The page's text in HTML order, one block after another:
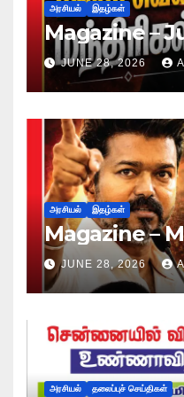
அரசியல் இதழ்கள்
Magazine –
JUNE 28, 2026
அரசியல் இதழ்கள்
Magazine –
JUNE 28, 2026
அரசியல் தலைப்புச் செய்திகள்